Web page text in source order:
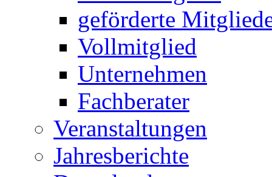
geförderte
Vollmitglied
Unternehmen
Fachberater
Veranstaltungen
Jahresberichte